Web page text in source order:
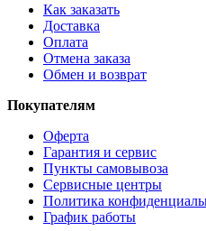
Как заказать
Доставка
Оплата
Отмена заказа
Обмен и возврат
Покупателям
Оферта
Гарантия и сервис
Пункты самовывоза
Сервисные центры
Политика
График работы